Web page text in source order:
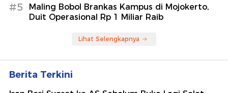
#5
Maling Bobol Brankas Kampus di Mojokerto,
Duit Operasional Rp 1 Miliar Raib
Lihat Selengkapnya
Berita Terkini